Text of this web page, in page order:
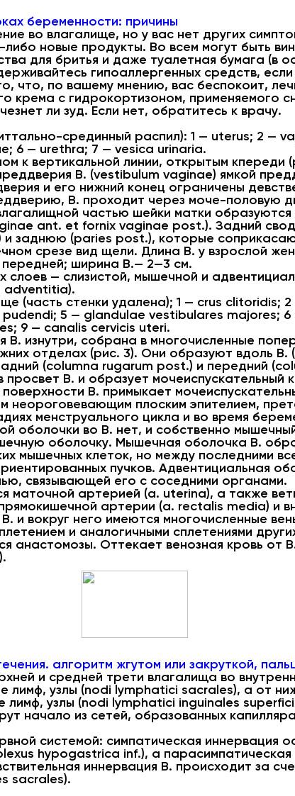
беременности: причины
во влагалище, но у вас нет других
новые продукты. Во всем могут быть
для бритья и даже туалетная бумага (в
гипоаллергенных средств, если
что, по вашему мнению, вас беспокоит,
крема с гидрокортизоном, применяемого
ли зуд. Если нет, обратитесь к врачу.
срединный распил): 1 — uterus; 2 —
6 — urethra; 7 — vesica urinaria.
к вертикальной линии, открытым кпереди
В. (vestibulum vaginae) ямкой
и его нижний конец ограничены
В. проходит через моче-половую
частью шейки матки образуются
ant. et fornix vaginae post.). Задний
заднюю (paries post.), которые
срезе вид щели. Длина В. у взрослой
передней; ширина В.— 2—3 см.
слоев — слизистой, мышечной и
adventitia).
(часть стенки удалена); 1 — crus clitoridis;
5 — glandulae vestibulares majores;
9 — canalis cervicis uteri.
изнутри, собрана в многочисленные
отделах (рис. 3). Они образуют вдоль В.
(columna rugarum post.) и передний
В. и образует мочеиспускательный
В. примыкает
неороговевающим плоским эпителием,
менструального цикла и во время
оболочки во В. нет, и собственно
оболочку. Мышечная оболочка В.
мышечных клеток, но между последними
пучков. Адвентициальная
связывающей его с соседними органами.
маточной артерией (a. uterina), а также
артерии (а. rectalis media) и
и вокруг него имеются многочисленные
и аналогичными сплетениями
анастомозы. Оттекает венозная кровь от
алгоритм жгутом или закруткой,
и средней трети влагалища во
лимф, узлы (nodi lymphatici sacrales), а от
лимф, узлы (nodi lymphatici inguinales
начало из сетей, образованных
системой: симпатическая иннервация
hypogastrica inf.), а
иннервация В. происходит за
sacrales).